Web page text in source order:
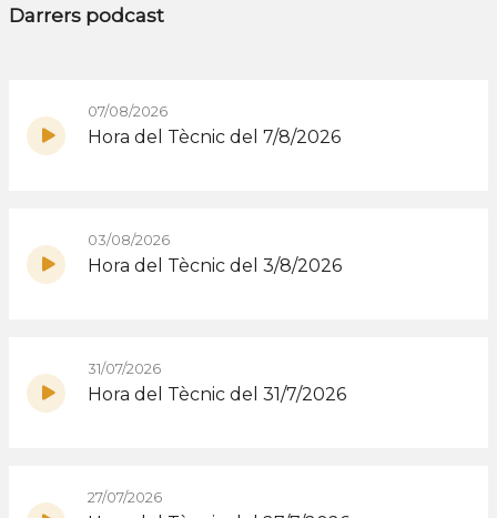
Darrers podcast
07/08/2026
Hora del Tècnic del 7/8/2026
03/08/2026
Hora del Tècnic del 3/8/2026
31/07/2026
Hora del Tècnic del 31/7/2026
27/07/2026